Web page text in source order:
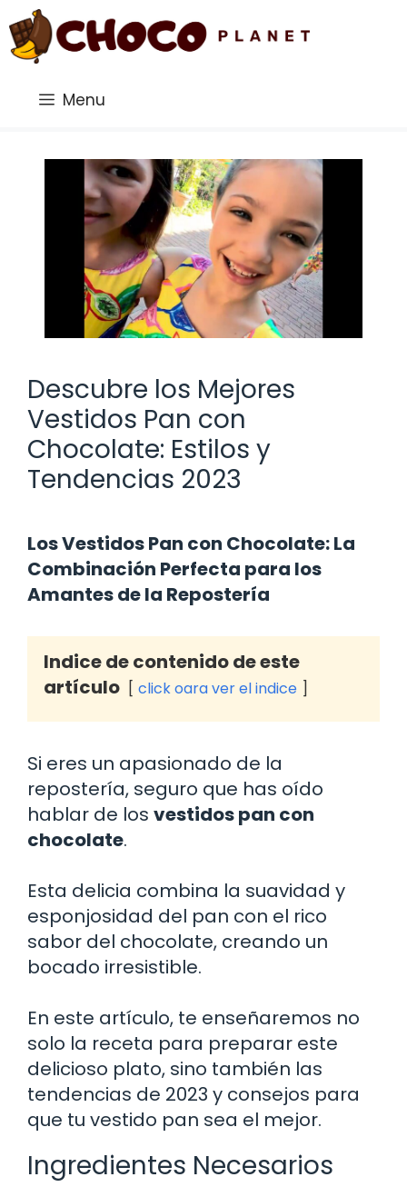
Saltar
al
contenido
Menu
Descubre los Mejores
Vestidos Pan con
Chocolate: Estilos y
Tendencias 2023
Los Vestidos Pan con Chocolate: La
Combinación Perfecta para los
Amantes de la Repostería
Indice de contenido de este
artículo
click oara ver el indice
Si eres un apasionado de la
repostería, seguro que has oído
hablar de los vestidos pan con
chocolate.
Esta delicia combina la suavidad y
esponjosidad del pan con el rico
sabor del chocolate, creando un
bocado irresistible.
En este artículo, te enseñaremos no
solo la receta para preparar este
delicioso plato, sino también las
tendencias de 2023 y consejos para
que tu vestido pan sea el mejor.
Ingredientes Necesarios